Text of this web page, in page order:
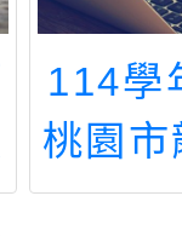
轉知
育部
獻獎